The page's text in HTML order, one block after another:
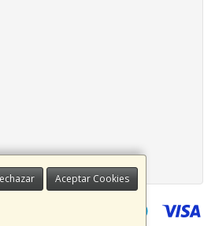
Aceptar Cookies